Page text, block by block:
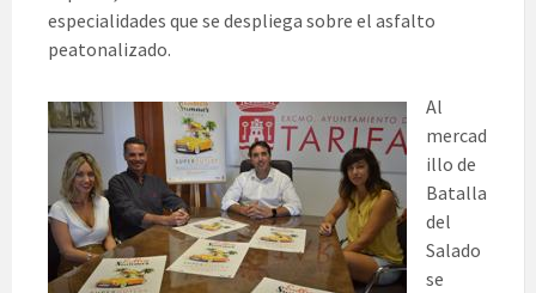
especialidades que se despliega sobre el asfalto
peatonalizado.
Al
mercad
illo de
Batalla
del
Salado
se